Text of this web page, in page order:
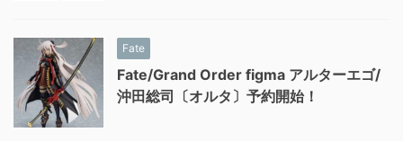
Fate
Fate/Grand Order figma アルターエゴ/
沖田総司〔オルタ〕予約開始！